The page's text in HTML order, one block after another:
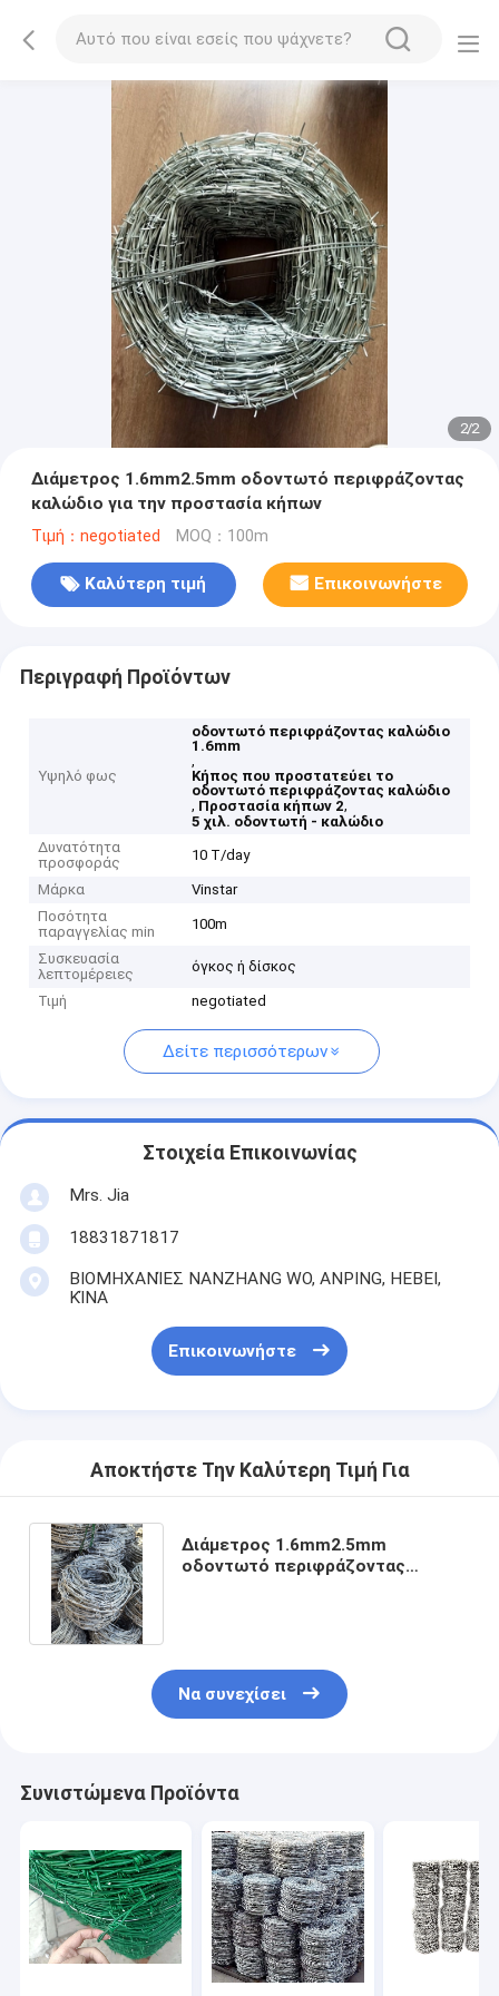
2/2
Διάμετρος 1.6mm2.5mm οδοντωτό περιφράζοντας
καλώδιο για την προστασία κήπων
Τιμή：negotiated MOQ：100m
Καλύτερη τιμή Επικοινωνήστε
Περιγραφή Προϊόντων
Υψηλό φως
οδοντωτό περιφράζοντας καλώδιο
1.6mm
,
Κήπος που προστατεύει το
οδοντωτό περιφράζοντας καλώδιο
, Προστασία κήπων 2,
5 χιλ. οδοντωτή - καλώδιο
Δυνατότητα
προσφοράς
10 T/day
Μάρκα
Vinstar
Ποσότητα
παραγγελίας min
100m
Συσκευασία
λεπτομέρειες
όγκος ή δίσκος
Τιμή negotiated
Δείτε περισσότερων
Στοιχεία Επικοινωνίας
Mrs. Jia
18831871817
ΒΙΟΜΗΧΑΝΊΕΣ NANZHANG WO, ANPING, HEBEI,
ΚΊΝΑ
Επικοινωνήστε
Αποκτήστε Την Καλύτερη Τιμή Για
Διάμετρος 1.6mm2.5mm
οδοντωτό περιφράζοντας
Να συνεχίσει
Συνιστώμενα Προϊόντα